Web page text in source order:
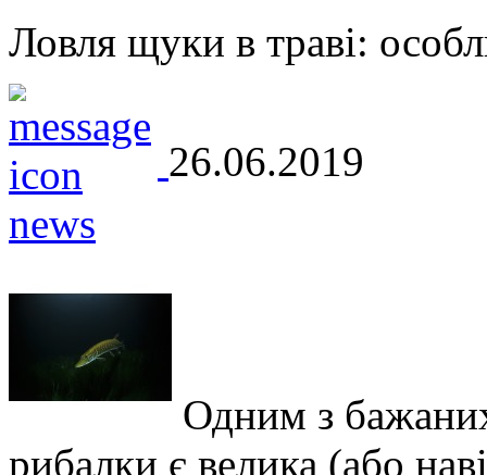
Ловля щуки в траві:
26.06.2019
Одним з
рибалки є велика (або